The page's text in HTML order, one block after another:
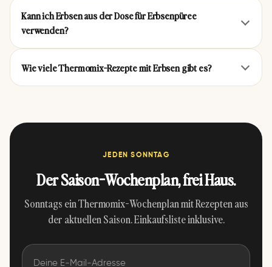
4.8 · ⏱ 20 Min
Thermomix®
Kann ich Erbsen aus der Dose für Erbsenpüree
verwenden?
Wie viele Thermomix-Rezepte mit Erbsen gibt es?
JEDEN SONNTAG
Der Saison-Wochenplan, frei Haus.
Sonntags ein Thermomix-Wochenplan mit Rezepten aus
der aktuellen Saison. Einkaufsliste inklusive.